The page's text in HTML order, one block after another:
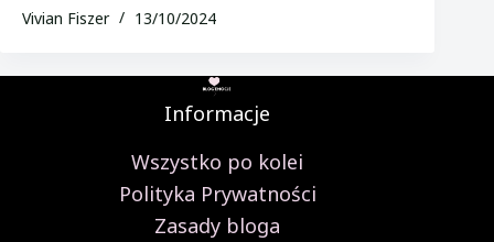
Vivian Fiszer 13/10/2024
Informacje
Wszystko po kolei
Polityka Prywatności
Zasady bloga